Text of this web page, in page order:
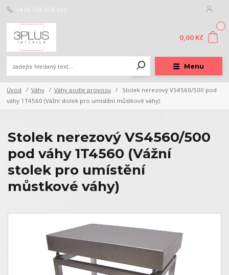
Menu
+420 724 878 662
0
0,00 Kč
Úvod Váhy Váhy podle provozu
Stolek nerezový VS4560/500 pod
váhy 1T4560 (Vážní stolek pro umístění můstkové váhy)
Stolek nerezový VS4560/500
pod váhy 1T4560 (Vážní
stolek pro umístění
můstkové váhy)